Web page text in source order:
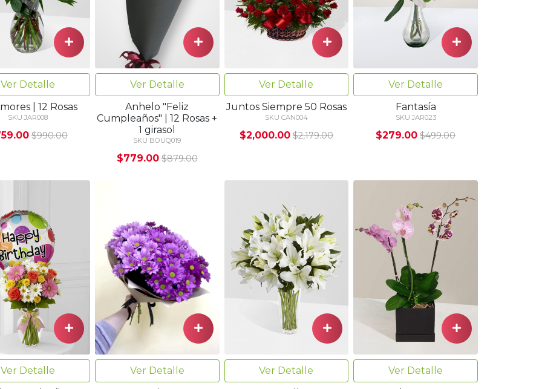
Ver Detalle
| 12 Rosas
SKU JAR008
$990.00
Ver Detalle
Anhelo "Feliz
Cumpleaños" | 12 Rosas +
1 girasol
SKU BOUQ019
$779.00 $879.00
Ver Detalle
Juntos Siempre 50 Rosas
SKU CAN004
$2,000.00 $2,179.00
Ver Detalle
Fantasía
SKU JAR023
$279.00 $499.00
Ver Detalle
Ver Detalle
Ver Detalle
Ver Detalle